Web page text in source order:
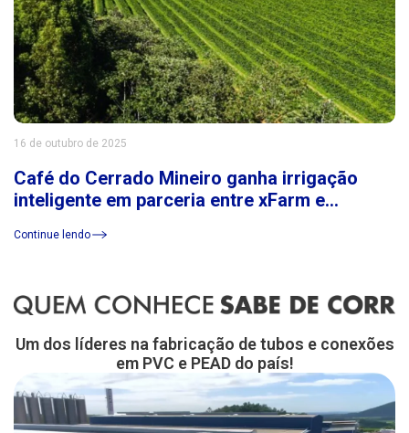
16 de outubro de 2025
Café do Cerrado Mineiro ganha irrigação
inteligente em parceria entre xFarm e
Continue lendo
Um dos líderes na fabricação de tubos e conexões
em PVC e PEAD do país!